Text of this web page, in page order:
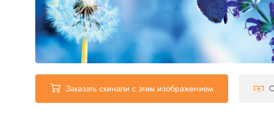
Заказать скинали с этим изображением